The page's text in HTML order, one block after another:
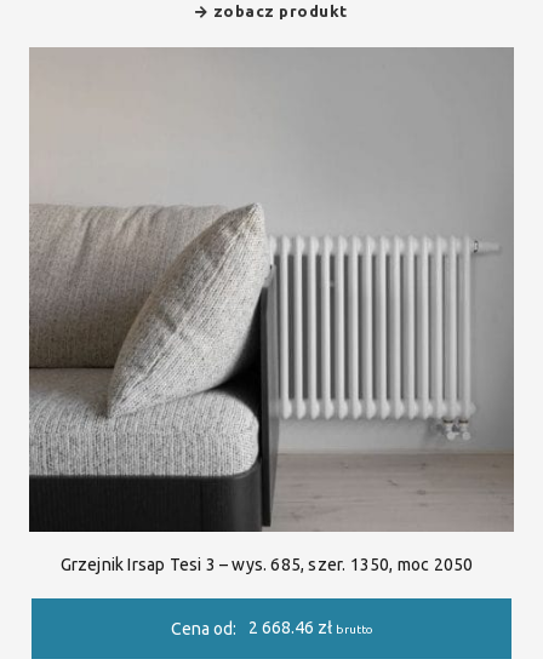
zobacz produkt
Grzejnik Irsap Tesi 3 – wys. 685, szer. 1350, moc 2050
Cena od: 2 668.46 zł brutto